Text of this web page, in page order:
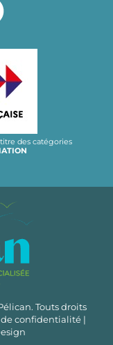
des catégories
Touts droits
confidentialité |